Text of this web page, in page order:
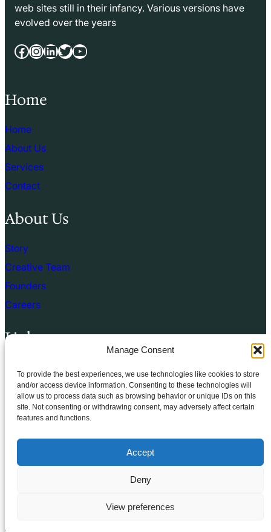
Manage Consent
To provide the best experiences, we use technologies like cookies to store
and/or access device information. Consenting to these technologies will
allow us to process data such as browsing behavior or unique IDs on this
site. Not consenting or withdrawing consent, may adversely affect certain
features and functions.
Accept
Deny
View preferences
web sites still in their infancy. Various versions have
evolved over the years
Facebook InstagramLinkedIn Twitter YouTube
Home
Home
About Us
Services
Contact
About Us
Story
Creative Team
Founders
Careers
Links
Privacy Policy
Cookie Policy
Terms & Conditions